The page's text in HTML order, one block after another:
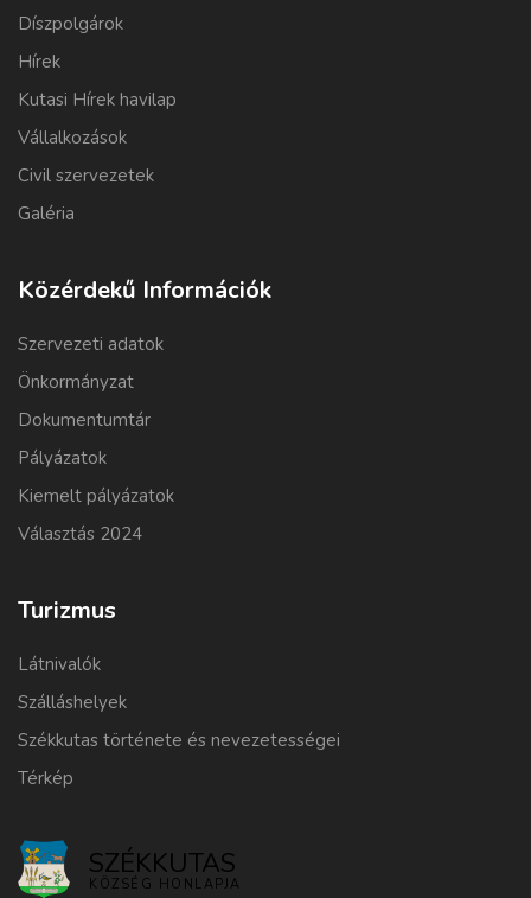
Díszpolgárok
Hírek
Kutasi Hírek havilap
Vállalkozások
Civil szervezetek
Galéria
Közérdekű Információk
Szervezeti adatok
Önkormányzat
Dokumentumtár
Pályázatok
Kiemelt pályázatok
Választás 2024
Turizmus
Látnivalók
Szálláshelyek
Székkutas története és nevezetességei
Térkép
SZÉKKUTAS
KÖZSÉG HONLAPJA